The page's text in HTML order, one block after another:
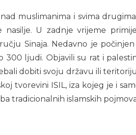
muslimanima i svima
U zadnje vrijeme
Sinaja. Nedavno je
ljudi. Objavili su rat i
dobiti svoju državu ili
tvorevini ISIL, iza kojeg je i
tradicionalnih islamskih